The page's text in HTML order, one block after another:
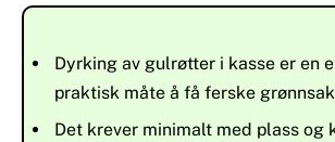
Dyrking av gulrøtter i kasse er en
praktisk måte å få ferske
Det krever minimalt med plass og